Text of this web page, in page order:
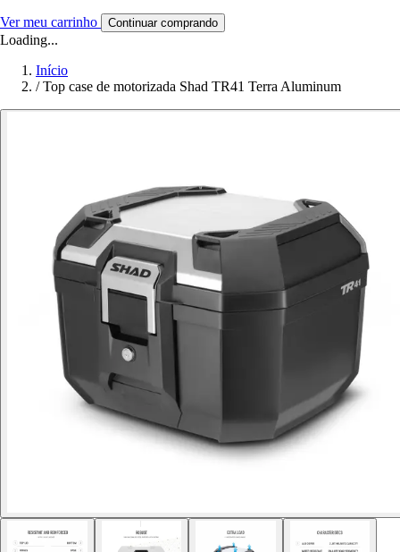
Ver meu carrinho Continuar comprando
Loading...
Início
/ Top case de motorizada Shad TR41 Terra Aluminum